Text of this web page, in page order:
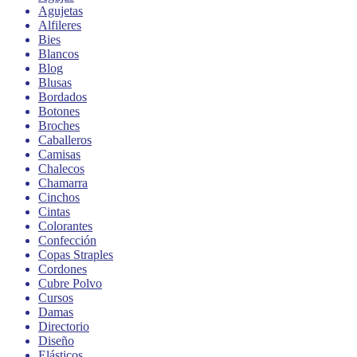
Agujetas
Alfileres
Bies
Blancos
Blog
Blusas
Bordados
Botones
Broches
Caballeros
Camisas
Chalecos
Chamarra
Cinchos
Cintas
Colorantes
Confección
Copas Straples
Cordones
Cubre Polvo
Cursos
Damas
Directorio
Diseño